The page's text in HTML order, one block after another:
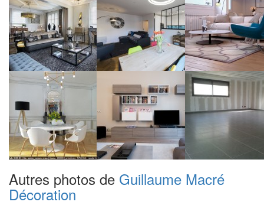
Autres photos de Guillaume Macré
Décoration